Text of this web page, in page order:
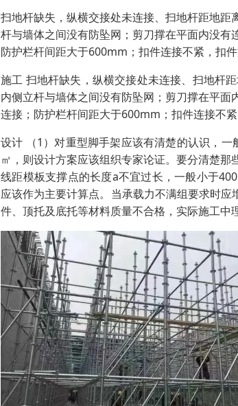
扫地杆缺失，纵横交接处未连接、扫地杆距地
杆与墙体之间没有防坠网；剪刀撑在平面内没
防护栏杆间距大于600mm；扣件连接不紧，扣件
施工 扫地杆缺失，纵横交接处未连接、扫地杆
内侧立杆与墙体之间没有防坠网；剪刀撑在平
连接；防护栏杆间距大于600mm；扣件连接不紧
设计 （1）对重型脚手架应该有清楚的认识，
㎡，则设计方案应该组织专家论证。要分清楚
线距模板支撑点的长度a不宜过长，一般小于
应该作为主要计算点。当承载力不满组要求时
件、顶托及底托等材料质量不合格，实际施工中